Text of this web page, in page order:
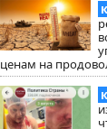
ценам на